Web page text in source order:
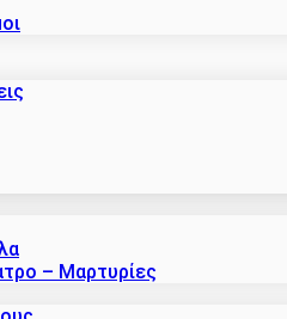
– Μαρτυρίες